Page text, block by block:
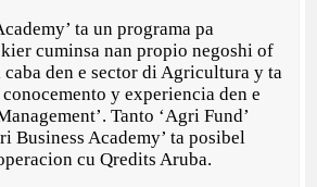
ta un programa pa
cuminsa nan propio negoshi of
den e sector di Agricultura y ta
conocemento y experiencia den e
Tanto ‘Agri Fund’
Business Academy’ ta posibel
cu Qredits Aruba.